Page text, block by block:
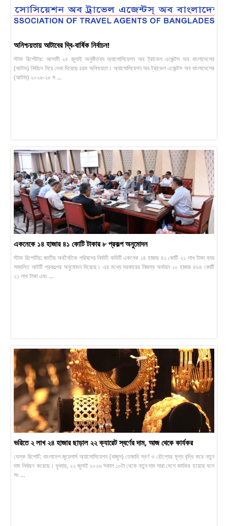
অনিশ্চয়তায় আটাবের দ্বি-বার্ষিক নির্বাচন!
স্টাফ রির্পোটার: আগামী ২৫ জুলাই অনুষ্ঠিতব্য অ্যাসোসিয়েশন অব ট্রাভেল এজেন্টস অব বাংলাদেশের
(আটাব) নির্বাচন নিয়ে দেখা দিয়েছে চরম অনিশ্চয়তা। অ্যাসোসিয়েশন অব ট্রাভেল এজেন্টস অব বাংলাদেশের
(আটাব) ২০২৬-২৮ ম ...
একনেকে ১৪ হাজার ৪১ কোটি টাকার ৮ প্রকল্প অনুমোদন
স্টাফ রিপোর্টার: জাতীয় অর্থনৈতিক পরিষদের নির্বাহী কমিটি একনেক ১৪ হাজার ৪১ কোটি ২১ লাখ টাকা ব্যয়
সম্বলিত আটটি প্রকল্পের অনুমোদন দিয়েছে। এর মধ্যে সরকারের নিজস্ব অর্থায়ন ১০ হাজার ৪৯৪ কোটি
২১ লাখ টাকা এবং ...
ভরিতে ২ লাখ ২৪ হাজার ছাড়াল ২২ ক্যারেট স্বর্ণের দাম, আজ থেকে কার্যকর
ডেস্ক রিপোর্ট: বাংলাদেশ জুয়েলার্স অ্যাসোসিয়েশন (বাজুস) তেজাবি স্বর্ণ ও রৌপ্যের মূল্য বৃদ্ধি করে নতুন
দাম নির্ধারণ করেছে। বুধবার, ২২ জুলাই ২০২৬ সকাল ১০টা থেকে নতুন দাম সারা দেশে কার্যকর হয়েছে বলে
সং ...